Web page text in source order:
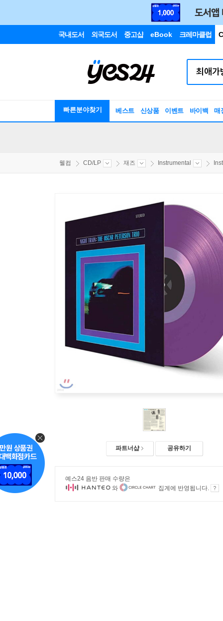
국내도서 외국도서 중고샵 eBook 크레마클럽
빠른분야찾기 베스트 신상품 이벤트 바이백 매
웰컴 CD/LP 재즈 Instrumental
파트너샵 공유하기
예스24 음반 판매 수량은
와
집계에 반영됩니다.